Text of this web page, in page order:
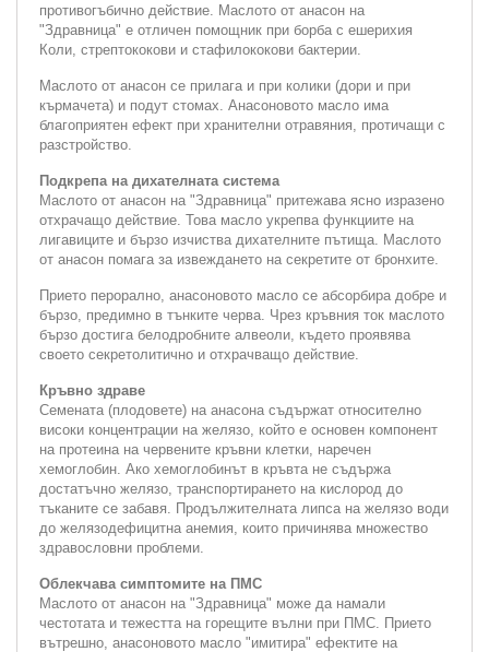
противогъбично действие. Маслото от анасон на
"Здравница" е отличен помощник при борба с ешерихия
Коли, стрептококови и стафилококови бактерии.
Маслото от анасон се прилага и при колики (дори и при
кърмачета) и подут стомах. Анасоновото масло има
благоприятен ефект при хранителни отравяния, протичащи с
разстройство.
Подкрепа на дихателната система
Маслото от анасон на "Здравница" притежава ясно изразено
отхрачащо действие. Това масло укрепва функциите на
лигавиците и бързо изчиства дихателните пътища. Маслото
от анасон помага за извеждането на секретите от бронхите.
Прието перорално, анасоновото масло се абсорбира добре и
бързо, предимно в тънките черва. Чрез кръвния ток маслото
бързо достига белодробните алвеоли, където проявява
своето секретолитично и отхрачващо действие.
Кръвно здраве
Семената (плодовете) на анасона съдържат относително
високи концентрации на желязо, който е основен компонент
на протеина на червените кръвни клетки, наречен
хемоглобин. Ако хемоглобинът в кръвта не съдържа
достатъчно желязо, транспортирането на кислород до
тъканите се забавя. Продължителната липса на желязо води
до желязодефицитна анемия, които причинява множество
здравословни проблеми.
Облекчава симптомите на ПМС
Маслото от анасон на "Здравница" може да намали
честотата и тежестта на горещите вълни при ПМС. Прието
вътрешно, анасоновото масло "имитира" ефектите на